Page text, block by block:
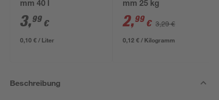
mm 40 l
3,99 €
0,10 € / Liter
mm 25 kg
2,99 € 3,29 €
0,12 € / Kilogramm
Beschreibung